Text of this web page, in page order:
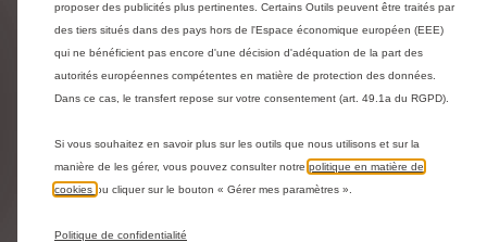
NOUVEAU CERTIFICAT D'ECONOMIE
D'ENERGIE
CONFIGURATION
proposer des publicités plus pertinentes. Certains Outils peuvent être traités par
des tiers situés dans des pays hors de l'Espace économique européen (EEE)
qui ne bénéficient pas encore d'une décision d'adéquation de la part des
autorités européennes compétentes en matière de protection des données.
Dans ce cas, le transfert repose sur votre consentement (art. 49.1a du RGPD).
Si vous souhaitez en savoir plus sur les outils que nous utilisons et sur la
manière de les gérer, vous pouvez consulter notre politique en matière de
cookies ou cliquer sur le bouton « Gérer mes paramètres ».
Politique de confidentialité